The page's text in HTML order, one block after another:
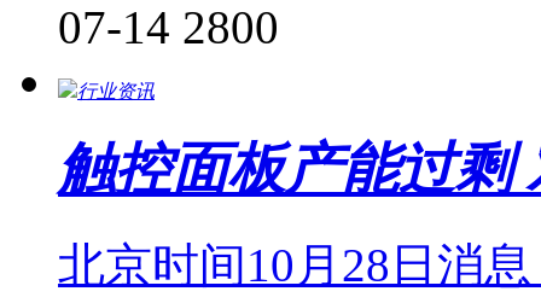
07-14 2800
行业资讯
触控面板产能过剩
北京时间10月28日消